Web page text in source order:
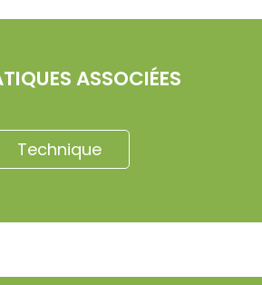
ASSOCIÉES
Technique